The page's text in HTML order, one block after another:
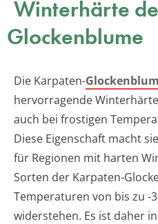
Winterhärte
Glockenblume
Die Karpaten-
hervorragende
auch bei frostigen
Diese Eigenschaft macht
für Regionen mit harten
Sorten der Karpaten-
Temperaturen von bis zu -
widerstehen. Es ist daher